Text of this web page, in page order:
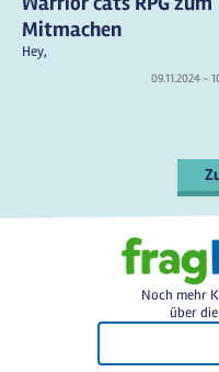
Mitmachen
Hey,
09.11.2024 -
Noch mehr
über die